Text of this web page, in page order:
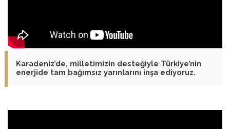
Karadeniz’de, milletimizin desteğiyle Türkiye’nin
enerjide tam bağımsız yarınlarını inşa ediyoruz.